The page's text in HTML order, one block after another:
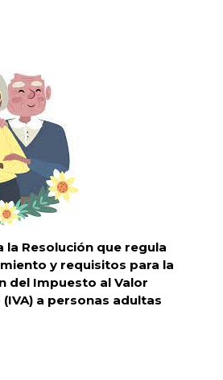
la Resolución que regula
y requisitos para la
del Impuesto al Valor
a personas adultas